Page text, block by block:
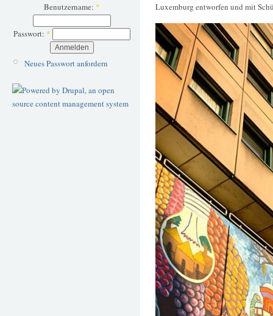
Benutzername: *
Passwort: *
Neues Passwort anfordern
Luxemburg entworfen und mit